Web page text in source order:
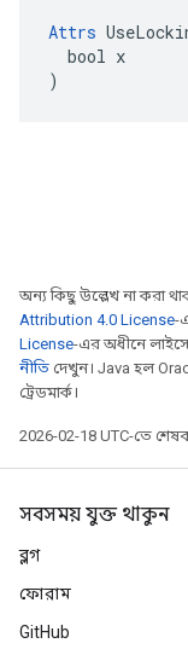
Attrs
  bool x
)
অন্য কিছু উল্লেখ না করা
Attribution 4.0 License-
License-এর অধীনে
নীতি দেখুন। Java হল
ট্রেডমার্ক।
2026-02-18 UTC-তে
সবসময় যুক্ত থাকুন
ব্লগ
ফোরাম
GitHub